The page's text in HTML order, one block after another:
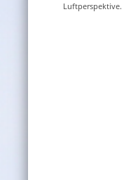
Luftperspektive.